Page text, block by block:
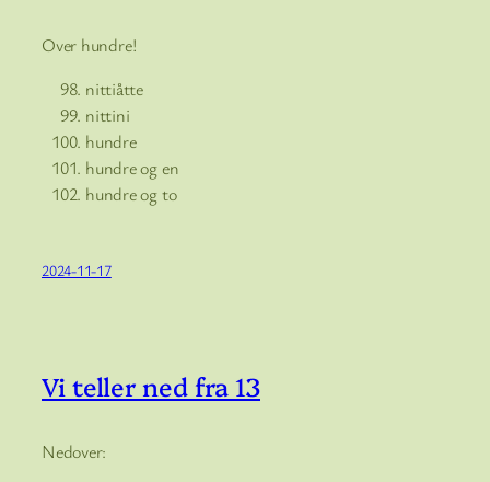
Over hundre!
nittiåtte
nittini
hundre
hundre og en
hundre og to
2024-11-17
Vi teller ned fra 13
Nedover: